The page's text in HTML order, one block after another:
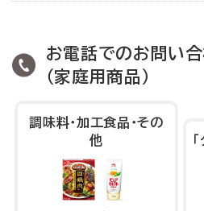
お電話でのお問い
（家庭用商品）
調味料・加工食品・その
他